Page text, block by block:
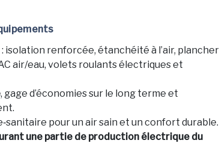
isolation renforcée, étanchéité à l’air, plancher
air/eau, volets roulants électriques et
, gage d’économies sur le long terme et
pour un air sain et un confort durable.
une partie de production électrique du